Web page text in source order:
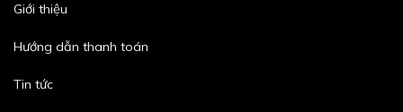
Giới thiệu
Hướng dẫn thanh toán
Tin tức